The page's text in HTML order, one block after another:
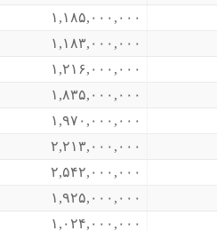
۱,۱۸۵,۰۰۰,۰۰۰
۱,۱۸۳,۰۰۰,۰۰۰
۱,۲۱۶,۰۰۰,۰۰۰
۱,۸۳۵,۰۰۰,۰۰۰
۱,۹۷۰,۰۰۰,۰۰۰
۲,۲۱۳,۰۰۰,۰۰۰
۲,۵۴۲,۰۰۰,۰۰۰
۱,۹۲۵,۰۰۰,۰۰۰
۱,۰۲۴,۰۰۰,۰۰۰